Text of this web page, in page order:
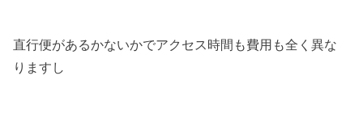
直行便があるかないかでアクセス時間も費用も全く異な
りますし